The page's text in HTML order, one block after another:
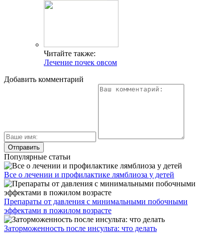
Читайте также:
Лечение почек овсом
Добавить комментарий
Популярные статьи
Все о лечении и профилактике лямблиоза у детей
Препараты от давления с минимальными побочными
эффектами в пожилом возрасте
Заторможенность после инсульта: что делать